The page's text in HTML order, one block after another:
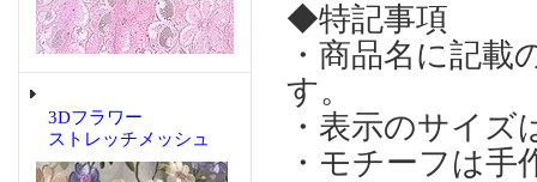
3Dフラワー
ストレッチメッシュ
◆特記事項
・商品名に記
す。
・表示のサイ
・モチーフは